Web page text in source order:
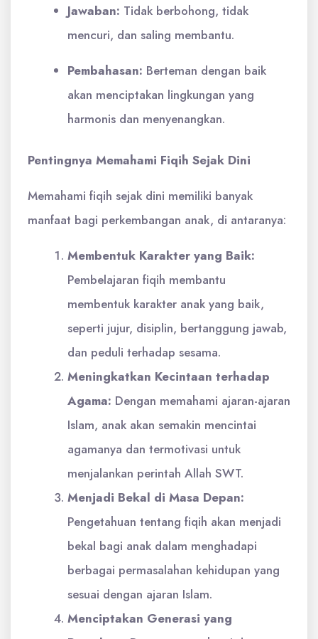
Jawaban: Tidak berbohong, tidak
mencuri, dan saling membantu.
Pembahasan: Berteman dengan baik
akan menciptakan lingkungan yang
harmonis dan menyenangkan.
Pentingnya Memahami Fiqih Sejak Dini
Memahami fiqih sejak dini memiliki banyak
manfaat bagi perkembangan anak, di antaranya:
Membentuk Karakter yang Baik:
Pembelajaran fiqih membantu
membentuk karakter anak yang baik,
seperti jujur, disiplin, bertanggung jawab,
dan peduli terhadap sesama.
Meningkatkan Kecintaan terhadap
Agama: Dengan memahami ajaran-ajaran
Islam, anak akan semakin mencintai
agamanya dan termotivasi untuk
menjalankan perintah Allah SWT.
Menjadi Bekal di Masa Depan:
Pengetahuan tentang fiqih akan menjadi
bekal bagi anak dalam menghadapi
berbagai permasalahan kehidupan yang
sesuai dengan ajaran Islam.
Menciptakan Generasi yang